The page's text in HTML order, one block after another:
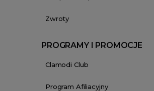
Zwroty
PROGRAMY I PROMOCJE
Clamodi Club
Program Afiliacyjny